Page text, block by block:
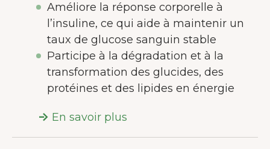
Améliore la réponse corporelle à
l’insuline, ce qui aide à maintenir un
taux de glucose sanguin stable
Participe à la dégradation et à la
transformation des glucides, des
protéines et des lipides en énergie
En savoir plus